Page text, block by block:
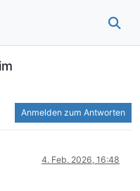
Anmelden zum Antworten
4. Feb. 2026, 16:48